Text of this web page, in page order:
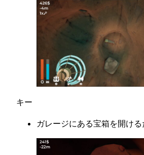
キー
ガレージにある宝箱を開け